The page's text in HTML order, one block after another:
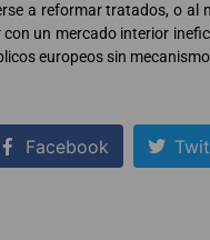
a reformar tratados, o
con un mercado interior
europeos sin
Facebook